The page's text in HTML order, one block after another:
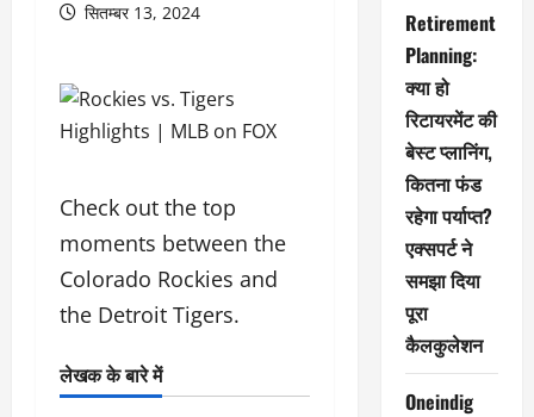
सितम्बर 13, 2024
Check out the top
moments between the
Colorado Rockies and
the Detroit Tigers.
लेखक के बारे में
Retirement
Planning:
क्या हो
रिटायरमेंट की
बेस्ट प्लानिंग,
कितना फंड
रहेगा पर्याप्त?
एक्सपर्ट ने
समझा दिया
पूरा
कैलकुलेशन
Oneindig